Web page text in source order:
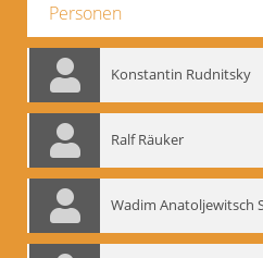
Personen
Konstantin Rudnitsky
Ralf Räuker